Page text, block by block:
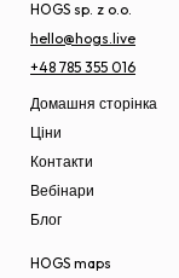
HOGS sp. z o.o.
hello@hogs.live
+48 785 355 016
Домашня сторінка
Ціни
Контакти
Вебінари
Блог
HOGS maps